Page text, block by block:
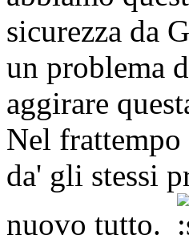
sicurezza da
un problema
aggirare
Nel
da' gli stessi
nuovo tutto.